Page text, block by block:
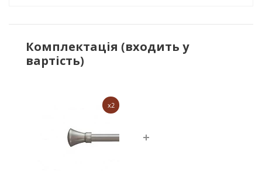
Комплектація (входить у
вартість)
x2